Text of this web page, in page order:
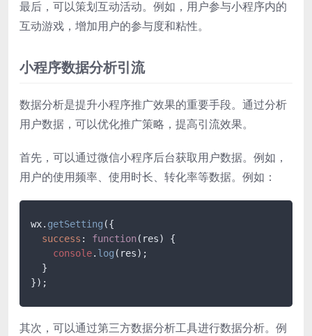
最后，可以策划互动活动。例如，用户参与小程序内的
互动游戏，增加用户的参与度和粘性。
小程序数据分析引流
数据分析是提升小程序推广效果的重要手段。通过分析
用户数据，可以优化推广策略，提高引流效果。
首先，可以通过微信小程序后台获取用户数据。例如，
用户的使用频率、使用时长、转化率等数据。例如：
wx. getSetting ({
success : function( res) {
console. log (res);
  }
});
其次，可以通过第三方数据分析工具进行数据分析。例